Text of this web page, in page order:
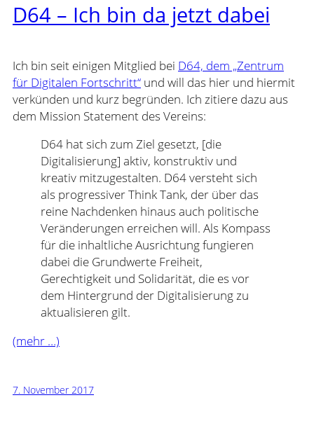
D64 – Ich bin da jetzt dabei
Ich bin seit einigen Mitglied bei D64, dem „Zentrum
für Digitalen Fortschritt“ und will das hier und hiermit
verkünden und kurz begründen. Ich zitiere dazu aus
dem Mission Statement des Vereins:
D64 hat sich zum Ziel gesetzt, [die
Digitalisierung] aktiv, konstruktiv und
kreativ mitzugestalten. D64 versteht sich
als progressiver Think Tank, der über das
reine Nachdenken hinaus auch politische
Veränderungen erreichen will. Als Kompass
für die inhaltliche Ausrichtung fungieren
dabei die Grundwerte Freiheit,
Gerechtigkeit und Solidarität, die es vor
dem Hintergrund der Digitalisierung zu
aktualisieren gilt.
(mehr …)
7. November 2017